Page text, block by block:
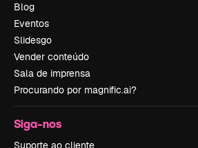
Blog
Eventos
Slidesgo
Vender conteúdo
Sala de imprensa
Procurando por magnific.ai?
Siga-nos
Suporte ao cliente